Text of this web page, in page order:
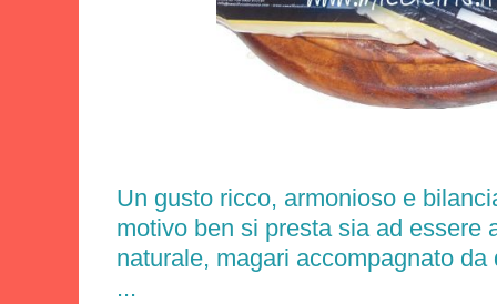
Un gusto ricco, armonioso e
motivo ben si presta sia ad essere
naturale, magari accompagnato
...